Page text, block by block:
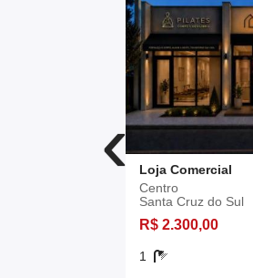
‹ Loja Comercial
Centro
Santa Cruz do Sul
R$ 2.300,00
1